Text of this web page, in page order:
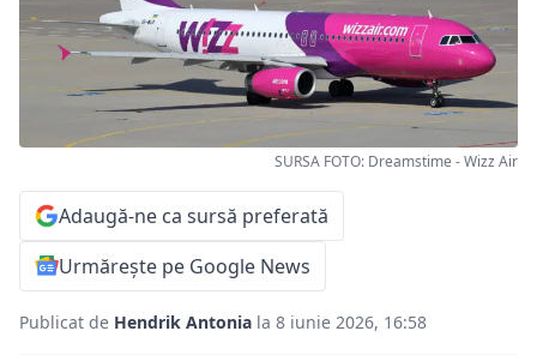
SURSA FOTO: Dreamstime - Wizz Air
Adaugă-ne ca sursă preferată
Urmărește pe Google News
Publicat de Hendrik Antonia la 8 iunie 2026, 16:58